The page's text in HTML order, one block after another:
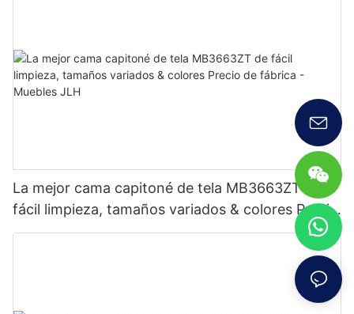
La mejor cama capitoné de tela MB3663ZT de
fácil limpieza, tamaños variados & colores Precio
de fábrica - Muebles JLH